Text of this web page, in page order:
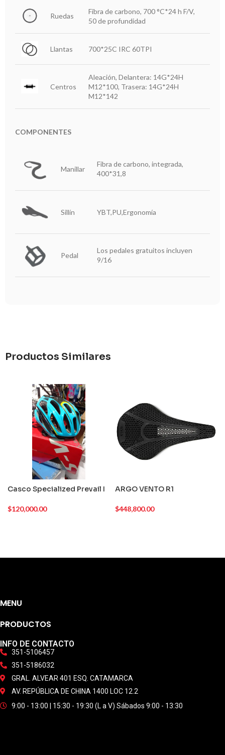
Ruedas
Fibra de carbono, 700 °C*24 h F/V,
50 de profundidad
Llantas 700*25C IRC 60TPI
Centros
Aleación, Delantera: 14G*24H
M12*100, Trasera: 14G*24H
M12*142
COMPONENTES
Manillar
Fibra de carbono, integrada,
400*31,8
Sillín YBT,PU,Ergonomía
Pedal
Los pedales gratuitos incluyen
9/16
Productos Similares
Casco Specialized Prevail I
$120,000.00
ARGO VENTO R1
$448,800.00
MENU
PRODUCTOS
INFO DE CONTACTO
351-5106457
351-5186032
GRAL. ALVEAR 401 ESQ. CATAMARCA
AV. REPÚBLICA DE CHINA 1400 LOC 12.2
9:00 - 13:00 | 15:30 - 19:30 (L a V) Sábados 9:00 - 13:30